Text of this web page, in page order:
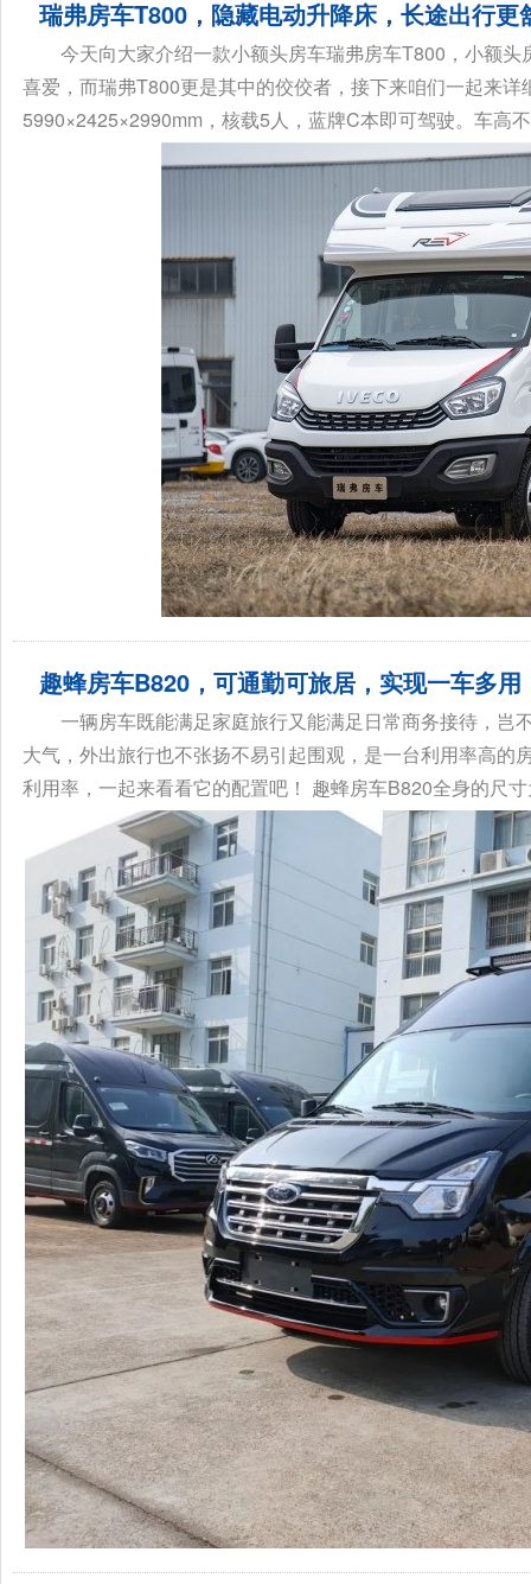
瑞弗房车T800，隐藏电动升降床，长途出行更
今天向大家介绍一款小额头房车瑞弗房车T800，小额
喜爱，而瑞弗T800更是其中的佼佼者，接下来咱们一起来
5990×2425×2990mm，核载5人，蓝牌C本即可驾驶。车高
趣蜂房车B820，可通勤可旅居，实现一车多用
一辆房车既能满足家庭旅行又能满足日常商务接待，
大气，外出旅行也不张扬不易引起围观，是一台利用率高
利用率，一起来看看它的配置吧！ 趣蜂房车B820全身的尺